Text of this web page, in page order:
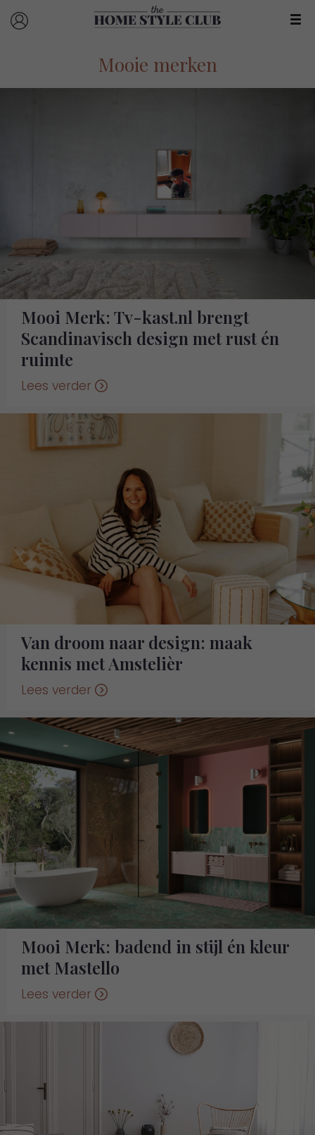
Mooie merken
Mooi Merk: Tv-kast.nl brengt
Scandinavisch design met rust én
ruimte
Lees verder
Van droom naar design: maak
kennis met Amstelièr
Lees verder
Mooi Merk: badend in stijl én kleur
met Mastello
Lees verder